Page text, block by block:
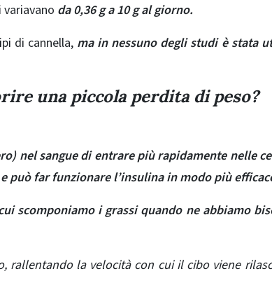
da 0,36 g a 10 g al giorno.
di cannella,ma in nessuno degli studi è stata
una piccola perdita di peso?
nel sangue di entrare più rapidamente nelle
può far funzionare l’insulina in modo più
scomponiamo i grassi quando ne abbiamo
rallentando la velocità con cui il cibo viene